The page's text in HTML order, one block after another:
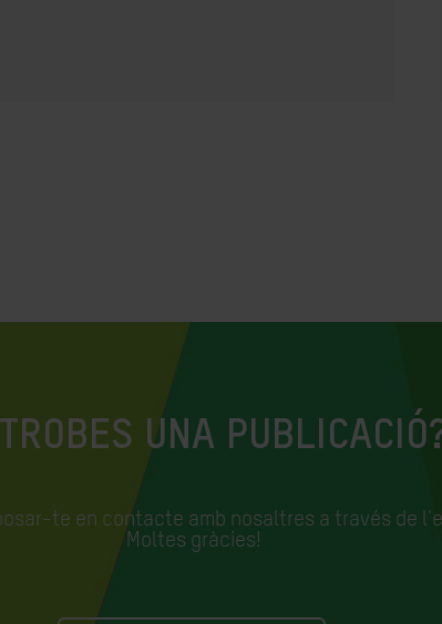
UNA
te en contacte amb nosaltres a través de
Moltes gràcies!